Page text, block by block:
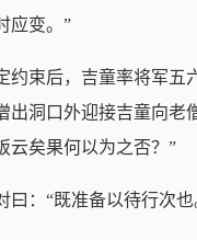
应变。”
约束后，吉童率将军五
出洞口外迎接吉童向老
云矣果何以为之否？”
曰：“既准备以待行次也